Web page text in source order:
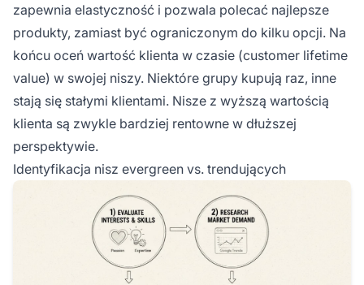
zapewnia elastyczność i pozwala polecać najlepsze
produkty, zamiast być ograniczonym do kilku opcji. Na
końcu oceń wartość klienta w czasie (customer lifetime
value) w swojej niszy. Niektóre grupy kupują raz, inne
stają się stałymi klientami. Nisze z wyższą wartością
klienta są zwykle bardziej rentowne w dłuższej
perspektywie.
Identyfikacja nisz evergreen vs. trendujących